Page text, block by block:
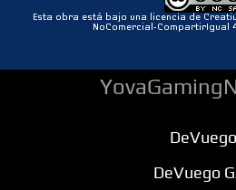
Esta obra está bajo una licencia de
NoComercial-CompartirIgual
DeVuego
DeVuego